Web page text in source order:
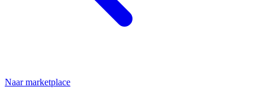
Naar marketplace